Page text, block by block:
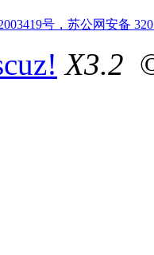
号，苏公网安备
X3.2